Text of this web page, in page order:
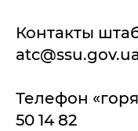
Контакты
Телефон
50 14 82